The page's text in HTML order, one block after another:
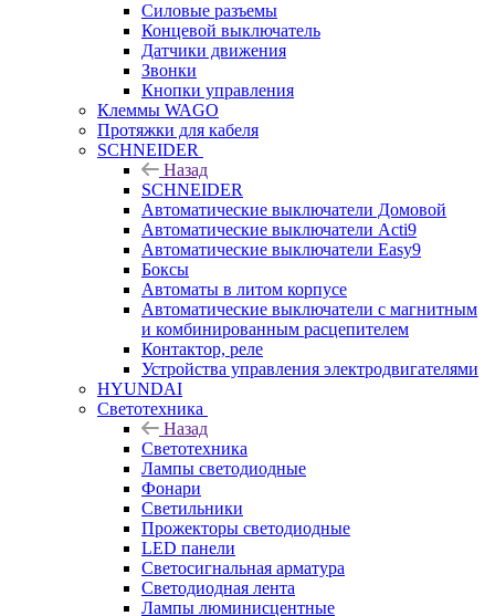
Силовые разъемы
Концевой выключатель
Датчики движения
Звонки
Кнопки управления
Клеммы WAGO
Протяжки для кабеля
SCHNEIDER
Назад
SCHNEIDER
Автоматические выключатели Домовой
Автоматические выключатели Acti9
Автоматические выключатели Easy9
Боксы
Автоматы в литом корпусе
Автоматические выключатели с магнитным
и комбинированным расцепителем
Контактор, реле
Устройства управления электродвигателями
HYUNDAI
Светотехника
Назад
Светотехника
Лампы светодиодные
Фонари
Светильники
Прожекторы светодиодные
LED панели
Светосигнальная арматура
Светодиодная лента
Лампы люминисцентные